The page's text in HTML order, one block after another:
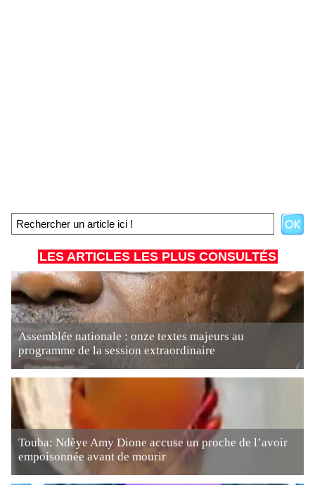
LES ARTICLES LES PLUS CONSULTÉS
Assemblée nationale : onze textes majeurs au
programme de la session extraordinaire
Touba: Ndèye Amy Dione accuse un proche de l’avoir
empoisonnée avant de mourir